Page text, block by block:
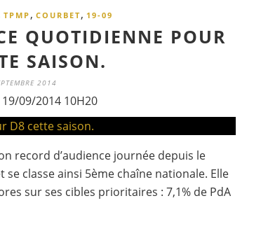
TPMP, COURBET, 19-09
QUOTIDIENNE POUR
SAISON.
2014
09/2014 10H20
record d’audience journée depuis le
se classe ainsi 5ème chaîne nationale. Elle
sur ses cibles prioritaires : 7,1% de PdA